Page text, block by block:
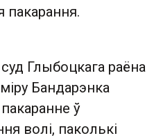
пакарання.
Глыбоцкага раёна
Бандарэнка
ў
волі, паколькі